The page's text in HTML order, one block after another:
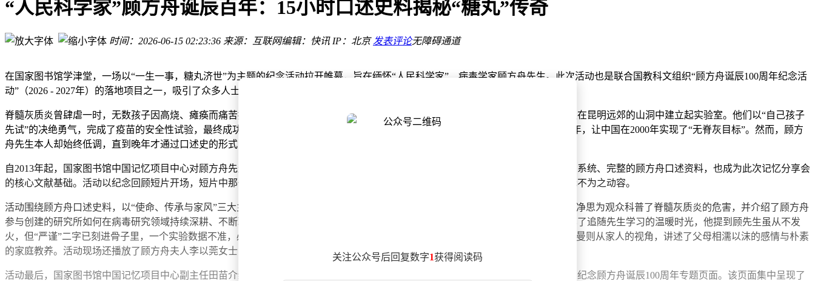
NASA发布半人马座A星系高清照
从2亿婚礼到20亿帝国：霉霉用浪漫与清醒，书写顶流女王的财富传奇
育碧《细胞分裂》重制版侧重潜行玩法，《孤岛惊魂7》将推创新性生存模式
“人民科学家”顾方舟诞辰百年：15小时口述史料揭秘“糖丸”传奇
时间：2026-06-15 02:23:36 来源：互联网编辑：快讯 IP：北京 发表评论无障碍通道
在国家图书馆学津堂，一场以“一生一事，糖丸济世”为主题的纪念活动拉开帷幕，旨在缅怀“人民科学家”、病毒学家顾方舟先生。此次活动也是联合国教科文组织“顾方舟诞辰100周年纪念活
动”（2026 - 2027年）的落地项目之一，吸引了众多人士参与。
脊髓灰质炎曾肆虐一时，无数孩子因高烧、瘫痪而痛苦挣扎，家长们四处求医却往往无果。在这危急时刻，顾方舟临危受命，带领团队在昆明远郊的山洞中建立起实验室。他们以“自己孩子
先试”的决绝勇气，完成了疫苗的安全性试验，最终成功研制出脊髓灰质炎减毒活疫苗糖丸。这一小小的糖丸，护佑了几代中国人的童年，让中国在2000年实现了“无脊灰目标”。然而，顾方
舟先生本人却始终低调，直到晚年才通过口述史的形式，将自己的故事娓娓道来。
自2013年起，国家图书馆中国记忆项目中心对顾方舟先生进行了13次口述史访问，累计形成逾15小时的口述史料。这些史料是目前最为系统、完整的顾方舟口述资料，也成为此次记忆分享会
的核心文献基础。活动以纪念回顾短片开场，短片中那一幕幕画面、一段段叙述，将观众带回那个脊髓灰质炎肆虐的年代，让在场者无不为之动容。
活动围绕顾方舟口述史料，以“使命、传承与家风”三大主题展开现场口述访问与对话交流。中国医学科学院医学生物学研究所副所长杨净思为观众科普了脊髓灰质炎的危害，并介绍了顾方舟
参与创建的研究所如何在病毒研究领域持续深耕、不断取得新成果。顾方舟的学生、中国医学科学院基础医学研究所研究员彭小忠回忆了追随先生学习的温暖时光，他提到顾先生虽从不发
火，但“严谨”二字已刻进骨子里，一个实验数据不准，必须重做到毫无疑点为止，这种科学精神影响了一代代学生。顾方舟的女儿顾晓曼则从家人的视角，讲述了父母相濡以沫的感情与朴素
的家庭教养。活动现场还播放了顾方舟夫人李以莞女士（现年98岁）专门录制的寄语视频，殷殷话语令人动容。
活动最后，国家图书馆中国记忆项目中心副主任田苗介绍了顾方舟相关记忆资源的建设情况，并展示了当天在中国记忆项目网站上线的纪念顾方舟诞辰100周年专题页面。该页面集中呈现了
关注公众号后回复数字1获得阅读码